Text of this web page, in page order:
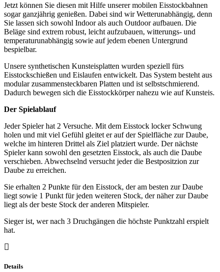
Jetzt können Sie diesen mit Hilfe unserer mobilen Eisstockbahnen
sogar ganzjährig genießen. Dabei sind wir Wetterunabhängig, denn
Sie lassen sich sowohl Indoor als auch Outdoor aufbauen. Die
Beläge sind extrem robust, leicht aufzubauen, witterungs- und
temperaturunabhängig sowie auf jedem ebenen Untergrund
bespielbar.
Unsere synthetischen Kunsteisplatten wurden speziell fürs
Eisstockschießen und Eislaufen entwickelt. Das System besteht aus
modular zusammensteckbaren Platten und ist selbstschmierend.
Dadurch bewegen sich die Eisstockkörper nahezu wie auf Kunsteis.
Der Spielablauf
Jeder Spieler hat 2 Versuche. Mit dem Eisstock locker Schwung
holen und mit viel Gefühl gleitet er auf der Spielfläche zur Daube,
welche im hinteren Drittel als Ziel platziert wurde. Der nächste
Spieler kann sowohl den gesetzten Eisstock, als auch die Daube
verschieben. Abwechselnd versucht jeder die Bestpositzion zur
Daube zu erreichen.
Sie erhalten 2 Punkte für den Eisstock, der am besten zur Daube
liegt sowie 1 Punkt für jeden weiteren Stock, der näher zur Daube
liegt als der beste Stock der anderen Mitspieler.
Sieger ist, wer nach 3 Druchgängen die höchste Punktzahl erspielt
hat.
Details